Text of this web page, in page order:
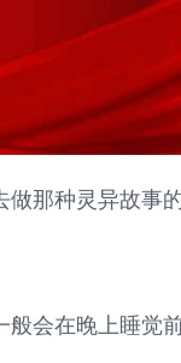
那种灵异故事
般会在晚上睡觉